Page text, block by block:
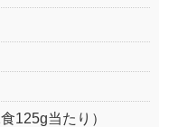
125g当たり）